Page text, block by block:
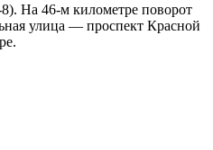
На 46-м километре поворот
улица — проспект Красной